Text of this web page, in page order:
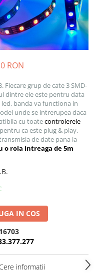
RON
Fiecare grup de cate 3 SMD-
dintre ele este pentru data
banda va functiona in
unde se intrerupea daca
cu toatecontrolerele
pentru ca este plug & play.
de date pana la
o rola intreaga de 5m
IN COS
informatii